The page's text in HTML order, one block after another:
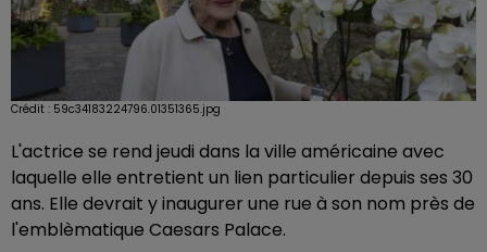
Crédit : 59c34183224796.01351365.jpg
L'actrice se rend jeudi dans la ville américaine avec
laquelle elle entretient un lien particulier depuis ses 30
ans. Elle devrait y inaugurer une rue à son nom près de
l'emblèmatique Caesars Palace.